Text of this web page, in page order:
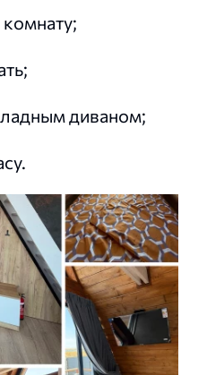
диваном;